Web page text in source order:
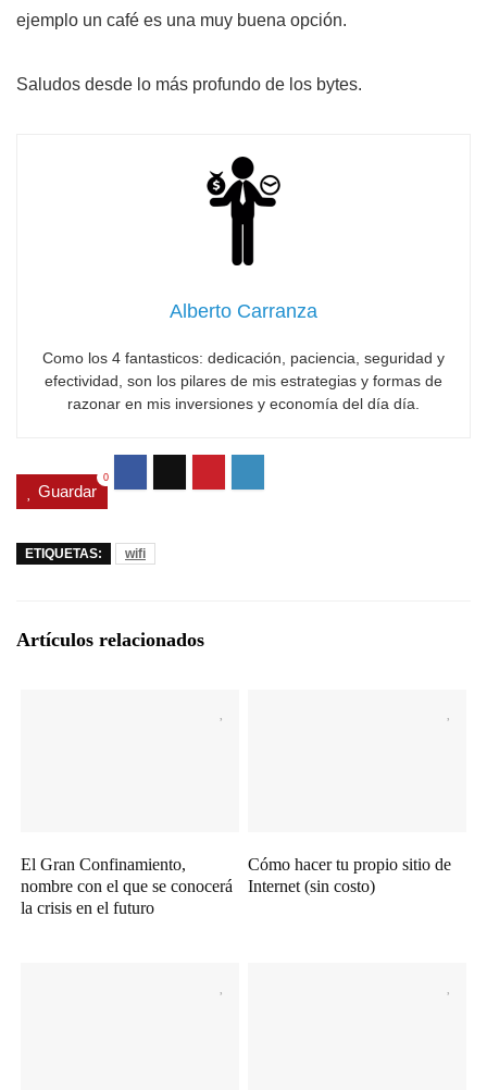
ejemplo un café es una muy buena opción.
Saludos desde lo más profundo de los bytes.
Alberto Carranza
Como los 4 fantasticos: dedicación, paciencia, seguridad y
efectividad, son los pilares de mis estrategias y formas de
razonar en mis inversiones y economía del día día.
Guardar
0
ETIQUETAS: wifi
Artículos relacionados
El Gran Confinamiento,
nombre con el que se conocerá
la crisis en el futuro
Cómo hacer tu propio sitio de
Internet (sin costo)